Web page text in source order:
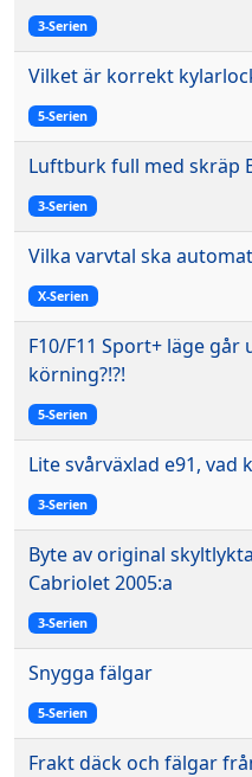
3-Serien
Vilket är korrekt
5-Serien
Luftburk full med skräp
3-Serien
Vilka varvtal ska
X-Serien
F10/F11 Sport+ läge
körning?!?!
5-Serien
Lite svårväxlad e91, vad
3-Serien
Byte av original
Cabriolet 2005:a
3-Serien
Snygga fälgar
5-Serien
Frakt däck och fälgar